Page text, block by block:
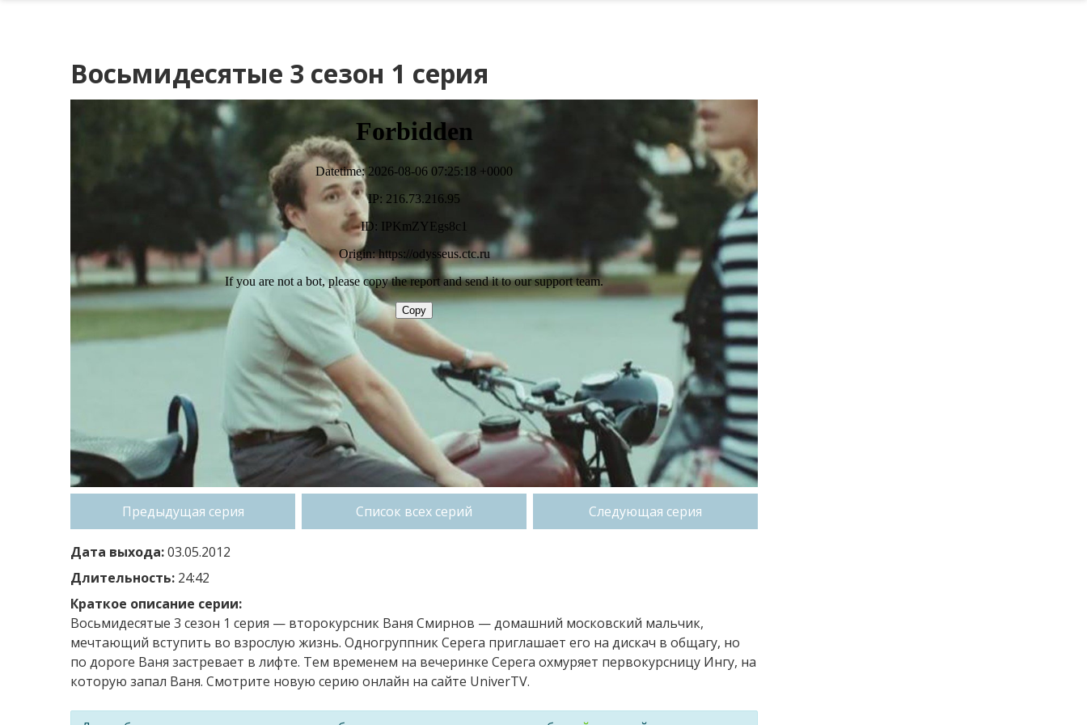
Восьмидесятые 3 сезон 1 серия
Предыдущая серия Список всех серий Следующая серия
Дата выхода:03.05.2012
Длительность: 24:42
Краткое описание серии:
Восьмидесятые 3 сезон 1 серия — второкурсник Ваня Смирнов — домашний московский мальчик,
мечтающий вступить во взрослую жизнь. Одногруппник Серега приглашает его на дискач в общагу, но
по дороге Ваня застревает в лифте. Тем временем на вечеринке Серега охмуряет первокурсницу Ингу, на
которую запал Ваня. Смотрите новую серию онлайн на сайте UniverTV.